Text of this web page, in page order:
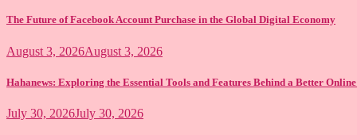
The Future of Facebook Account Purchase in the Global Digital Economy
August 3, 2026August 3, 2026
Hahanews: Exploring the Essential Tools and Features Behind a Better
July 30, 2026July 30, 2026